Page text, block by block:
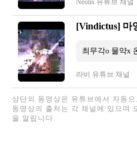
Neolis 유튜브 채널
최무각o 물약x
라비 유튜브 채널
상단의 동영상은 유튜브에서 자동
동영상의 출처는 각 채널에 있으며
을 알립니다.